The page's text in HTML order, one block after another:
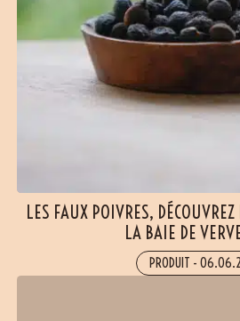
LES FAUX POIVRES,
LA BAIE DE
PRODUIT -